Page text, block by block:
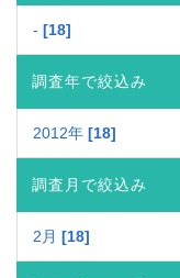
- 18
調査年で絞込み
2012年 18
調査月で絞込み
2月 18